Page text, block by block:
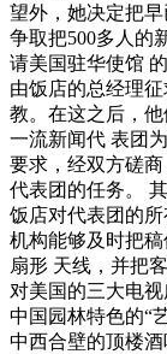
望外，她决定把
争取把500多人的
请美国驻华使馆
由饭店的总经理
教。在这之后，
一流新闻代 表团
要求，经双方磋
代表团的任务。
饭店对代表团的
机构能够及时把
扇形 天线，并把
对美国的三大电
中国园林特色的“
中西合壁的顶楼